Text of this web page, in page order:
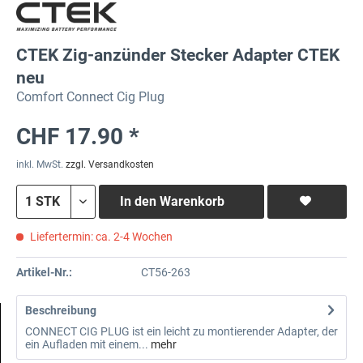
CTEK Zig-anzünder Stecker Adapter CTEK
neu
Comfort Connect Cig Plug
CHF 17.90 *
inkl. MwSt. zzgl. Versandkosten
In den Warenkorb
Liefertermin: ca. 2-4 Wochen
Artikel-Nr.: CT56-263
Beschreibung
CONNECT CIG PLUG ist ein leicht zu montierender Adapter, der
ein Aufladen mit einem... mehr